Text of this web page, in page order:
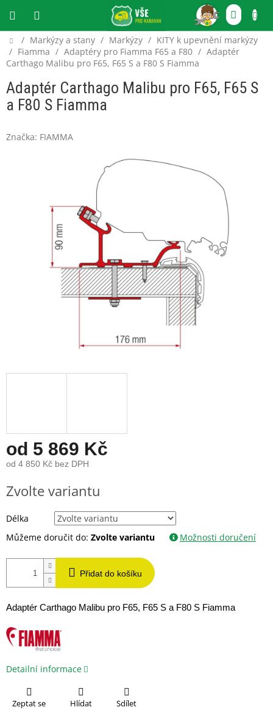
obsah
CZK
Domů
/ Markýzy a stany / Markýzy / KITY k upevnění markýzy
/ Fiamma / Adaptéry pro Fiamma F65 a F80 / Adaptér
Carthago Malibu pro F65, F65 S a F80 S Fiamma
Adaptér Carthago Malibu pro F65, F65 S
a F80 S Fiamma
Značka: FIAMMA
od 5 869 Kč
od 4 850 Kč bez DPH
cena:
Zvolte variantu
Délka
Můžeme doručit do: Zvolte variantu Možnosti doručení
Přidat do košíku
Adaptér Carthago Malibu pro F65, F65 S a F80 S Fiamma
Detailní informace
Zeptat se Hlídat Sdílet